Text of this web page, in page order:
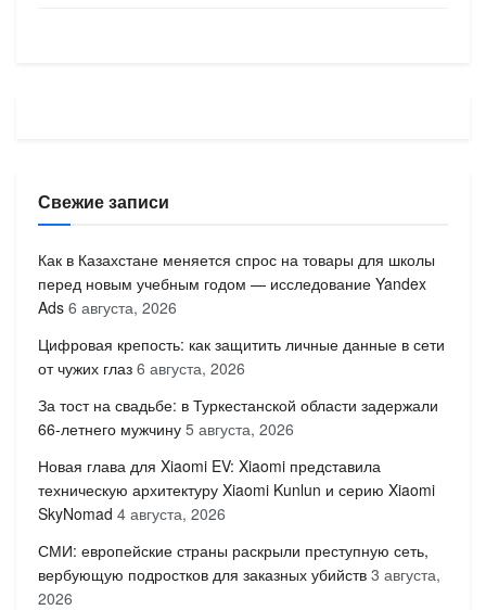
Свежие записи
Как в Казахстане меняется спрос на товары для школы
перед новым учебным годом — исследование Yandex
Ads 6 августа, 2026
Цифровая крепость: как защитить личные данные в сети
от чужих глаз 6 августа, 2026
За тост на свадьбе: в Туркестанской области задержали
66-летнего мужчину 5 августа, 2026
Новая глава для Xiaomi EV: Xiaomi представила
техническую архитектуру Xiaomi Kunlun и серию Xiaomi
SkyNomad 4 августа, 2026
СМИ: европейские страны раскрыли преступную сеть,
вербующую подростков для заказных убийств 3 августа,
2026